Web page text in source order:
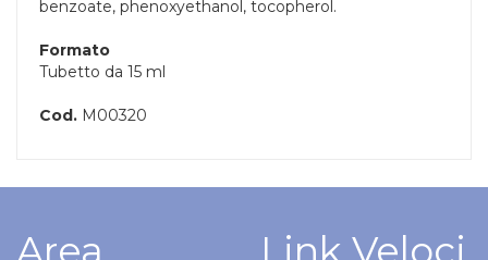
benzoate, phenoxyethanol, tocopherol.
Formato
Tubetto da 15 ml
Cod. M00320